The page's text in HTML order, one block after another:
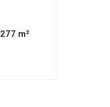
277 m²